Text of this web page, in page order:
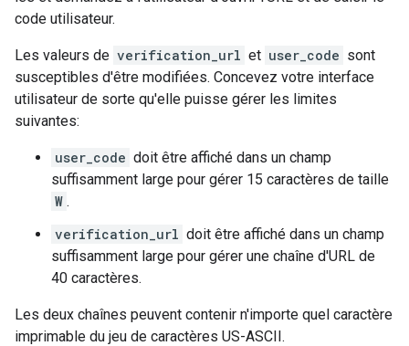
code utilisateur.
Les valeurs de verification_url et user_code sont
susceptibles d'être modifiées. Concevez votre interface
utilisateur de sorte qu'elle puisse gérer les limites
suivantes:
user_code doit être affiché dans un champ
suffisamment large pour gérer 15 caractères de taille
W .
verification_url doit être affiché dans un champ
suffisamment large pour gérer une chaîne d'URL de
40 caractères.
Les deux chaînes peuvent contenir n'importe quel caractère
imprimable du jeu de caractères US-ASCII.